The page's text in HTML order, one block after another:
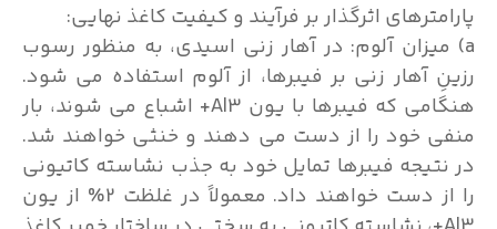
پارامترهای اثرگذار بر فرآیند و کیفیت کاغذ نهایی:
a) میزان آلوم: در آهار زنی اسیدی، به منظور رسوب
رزینِ آهار زنی بر فیبرها، از آلوم استفاده می شود.
هنگامی که فیبرها با یون Al3+ اشباع می شوند، بار
منفی خود را از دست می دهند و خنثی خواهند شد.
در نتیجه فیبرها تمایل خود به جذب نشاسته کاتیونی
را از دست خواهند داد. معمولاً در غلظت 2% از یون